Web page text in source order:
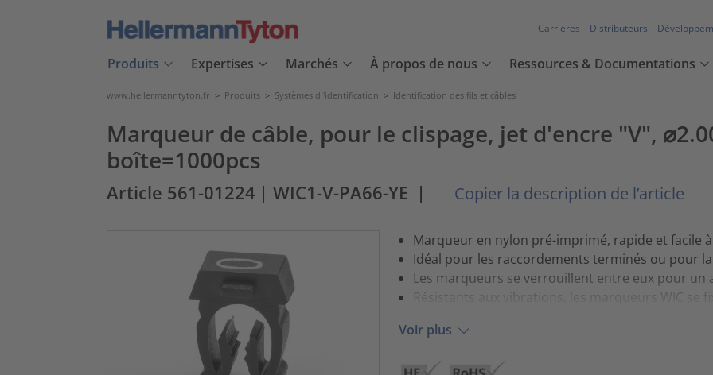
Carrières Distributeurs
Produits Expertises Marchés À propos de nous Ressources & Documentations
www.hellermanntyton.fr > Produits > Systèmes d 'identification > Identification des fils et câbles
Marqueur de câble, pour le clispage, jet d'encre "V",
boîte=1000pcs
Article 561-01224 | WIC1-V-PA66-YE | Copier la description de l’article
Marqueur en nylon pré-imprimé, rapide et facile
Idéal pour les raccordements terminés ou pour
Les marqueurs se verrouillent entre eux pour un
Résistants aux vibrations, les marqueurs WIC se
Voir plus